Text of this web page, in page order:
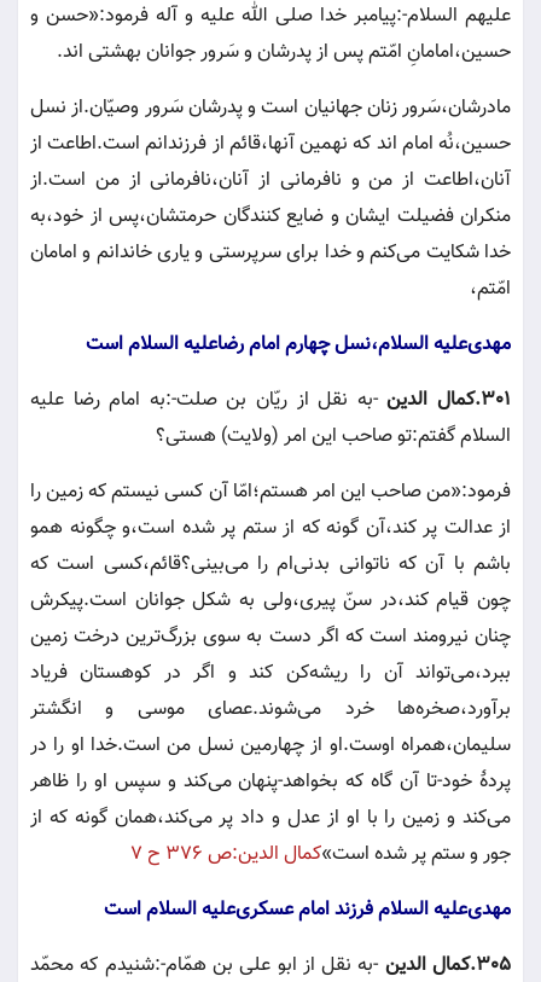
عليهم السلام-:پيامبر خدا صلى الله عليه و آله فرمود:«حسن و
حسين،امامانِ‌ امّتم پس از پدرشان و سَرور جوانان بهشتى اند.
مادرشان،سَرور زنان جهانيان است و پدرشان سَرور وصيّان.از نسل
حسين،نُه امام اند كه نهمين آنها،قائم از فرزندانم است.اطاعت از
آنان،اطاعت از من و نافرمانى از آنان،نافرمانى از من است.از
منكران فضيلت ايشان و ضايع كنندگان حرمتشان،پس از خود،به
خدا شكايت مى‌كنم و خدا براى سرپرستى و يارى خاندانم و امامان
امّتم،
مهدى‌عليه السلام،نسل چهارم امام رضاعليه السلام است
٣٠١.كمال الدين
-به نقل از ريّان بن صلت-:به امام رضا عليه
السلام گفتم:تو صاحب اين امر (ولايت) هستى‌؟
فرمود:«من صاحب اين امر هستم؛امّا آن كسى نيستم كه زمين را
از عدالت پر كند،آن گونه كه از ستم پر شده است،و چگونه همو
باشم با آن كه ناتوانى بدنى‌ام را مى‌بينى‌؟قائم،كسى است كه
چون قيام كند،در سنّ‌ پيرى،ولى به شكل جوانان است.پيكرش
چنان نيرومند است كه اگر دست به سوى بزرگ‌ترين درخت زمين
ببرد،مى‌تواند آن را ريشه‌كن كند و اگر در كوهستان فرياد
برآورد،صخره‌ها خرد مى‌شوند.عصاى موسى و انگشتر
سليمان،همراه اوست.او از چهارمين نسل من است.خدا او را در
پردۀ خود-تا آن گاه كه بخواهد-پنهان مى‌كند و سپس او را ظاهر
مى‌كند و زمين را با او از عدل و داد پر مى‌كند،همان گونه كه از
جور و ستم پر شده است»كمال الدين:ص ٣٧٦ ح ٧
مهدى‌عليه السلام فرزند امام عسكرى‌عليه السلام است
٣٠٥.كمال الدين
-به نقل از ابو على بن همّام-:شنيدم كه محمّد